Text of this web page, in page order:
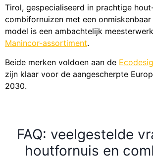
Tirol, gespecialiseerd in prachtige
combifornuizen met een
model is een ambachtelijk
Manincor-assortiment.
Beide merken voldoen aan de
zijn klaar voor de aangescherpte
2030.
FAQ: veelgestelde
houtfornuis en